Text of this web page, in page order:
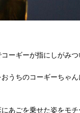
ーギーが指にしがみ
うちのコーギーちゃ
あごを乗せた姿をモチ